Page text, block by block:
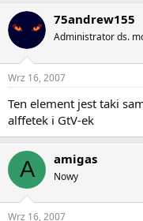
75andrew155
Administrator ds.
Wrz 16, 2007
Ten element jest taki
alffetek i GtV-ek
A amigas
Nowy
Wrz 16, 2007